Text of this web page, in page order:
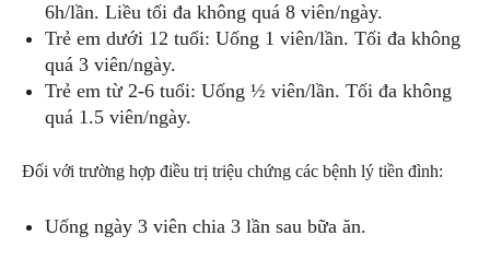
6h/lần. Liều tối đa không quá 8 viên/ngày.
Trẻ em dưới 12 tuổi: Uống 1 viên/lần. Tối đa không
quá 3 viên/ngày.
Trẻ em từ 2-6 tuổi: Uống ½ viên/lần. Tối đa không
quá 1.5 viên/ngày.
Đối với trường hợp điều trị triệu chứng các bệnh lý tiền đình:
Uống ngày 3 viên chia 3 lần sau bữa ăn.